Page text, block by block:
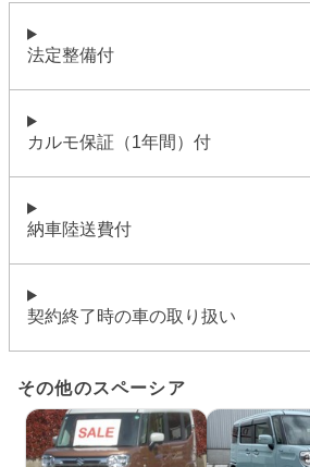
法定整備付
カルモ保証（1年間）付
納車陸送費付
契約終了時の車の取り扱い
その他のスペーシア